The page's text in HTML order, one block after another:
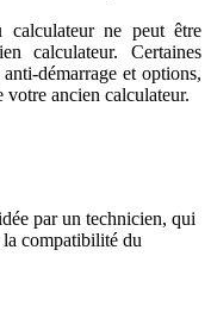
ne peut être
calculateur. Certaines
démarrage et options,
votre ancien calculateur.
par un technicien, qui
compatibilité du